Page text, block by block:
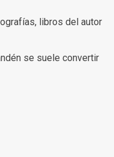
libros del autor
se suele convertir